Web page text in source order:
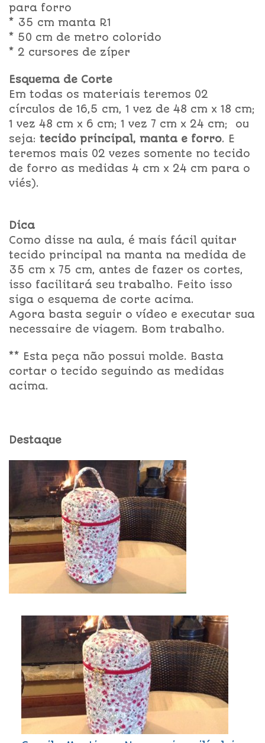
para forro
* 35 cm manta R1
* 50 cm de metro colorido
* 2 cursores de zíper
Esquema de Corte
Em todas os materiais teremos 02
círculos de 16,5 cm, 1 vez de 48 cm x 18 cm;
1 vez 48 cm x 6 cm; 1 vez 7 cm x 24 cm; ou
seja: tecido principal, manta e forro. E
teremos mais 02 vezes somente no tecido
de forro as medidas 4 cm x 24 cm para o
viés).
Dica
Como disse na aula, é mais fácil quitar
tecido principal na manta na medida de
35 cm x 75 cm, antes de fazer os cortes,
isso facilitará seu trabalho. Feito isso
siga o esquema de corte acima.
Agora basta seguir o vídeo e executar sua
necessaire de viagem. Bom trabalho.
** Esta peça não possui molde. Basta
cortar o tecido seguindo as medidas
acima.
Destaque